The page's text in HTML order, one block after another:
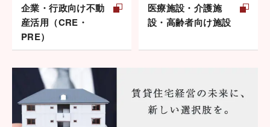
企業・行政向け不動
産活用（CRE・
PRE）
医療施設・介護施
設・高齢者向け施設